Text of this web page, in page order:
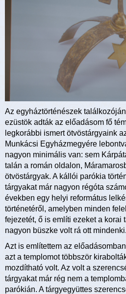
Az egyháztörténészek
ezüstök adták az előadásom fő
legkorábbi ismert ötvöstárgyaink
Munkácsi Egyházmegyére
nagyon minimális van: sem
talán a román oldalon,
ötvöstárgyak. A kállói parókia
tárgyakat már nagyon régóta
években egy helyi református
történetéről, amelyben minden
fejezetét, ő is említi ezeket a korai
nagyon büszke volt rá ott mindenki.
Azt is említettem az
azt a templomot többször
mozdítható volt. Az volt a
tárgyakat már rég nem a
parókián. A tárgyegyüttes